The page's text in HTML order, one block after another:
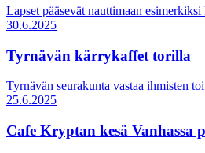
Lapset pääsevät nauttimaan
30.6.2025
Tyrnävän kärrykaffet torilla
Tyrnävän seurakunta vastaa ihmisten
25.6.2025
Cafe Kryptan kesä Vanhassa